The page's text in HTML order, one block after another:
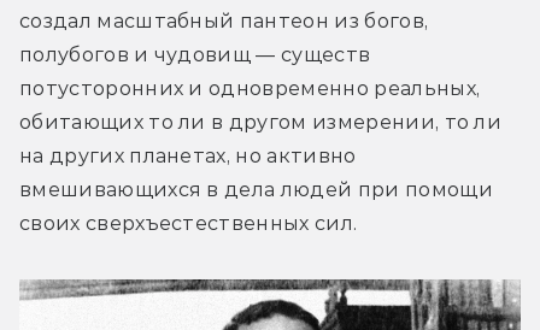
создал масштабный пантеон из богов,
полубогов и чудовищ — существ
потусторонних и одновременно реальных,
обитающих то ли в другом измерении, то ли
на других планетах, но активно
вмешивающихся в дела людей при помощи
своих сверхъестественных сил.